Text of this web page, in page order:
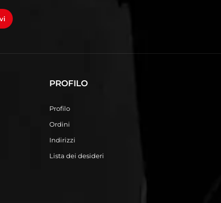
PROFILO
Profilo
Ordini
Indirizzi
Lista dei desideri